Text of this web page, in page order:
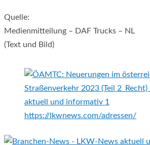
Quelle:
Medienmitteilung – DAF Trucks – NL
(Text und Bild)
https://lkwnews.com/adressen/